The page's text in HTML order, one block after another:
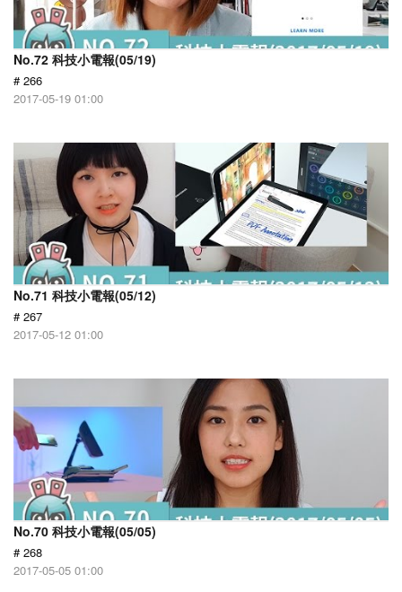
No.72 科技小電報(05/19)
# 266
2017-05-19 01:00
No.71 科技小電報(05/12)
# 267
2017-05-12 01:00
No.70 科技小電報(05/05)
# 268
2017-05-05 01:00